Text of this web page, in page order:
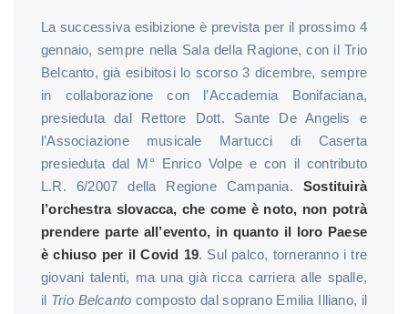
La successiva esibizione è prevista per il prossimo 4
gennaio, sempre nella Sala della Ragione, con il Trio
Belcanto, già esibitosi lo scorso 3 dicembre, sempre
in collaborazione con l’Accademia Bonifaciana,
presieduta dal Rettore Dott. Sante De Angelis e
l’Associazione musicale Martucci di Caserta
presieduta dal M° Enrico Volpe e con il contributo
L.R. 6/2007 della Regione Campania. Sostituirà
l’orchestra slovacca, che come è noto, non potrà
prendere parte all’evento, in quanto il loro Paese
è chiuso per il Covid 19. Sul palco, torneranno i tre
giovani talenti, ma una già ricca carriera alle spalle,
il Trio Belcanto composto dal soprano Emilia Illiano, il